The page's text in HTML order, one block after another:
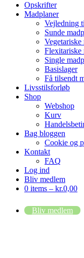
Opskrifter
Madplaner
Vejledning
Sunde
Vegetariske
Flexitariske
Single
Basislager
Få tilsendt
Livsstilsforløb
Shop
Webshop
Kurv
Bag bloggen
Cookie og
Kontakt
FAQ
Log ind
Bliv medlem
0 items – kr.0,00
Bliv medlem